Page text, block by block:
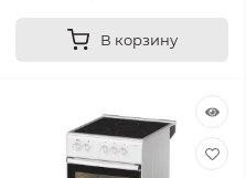
В корзину